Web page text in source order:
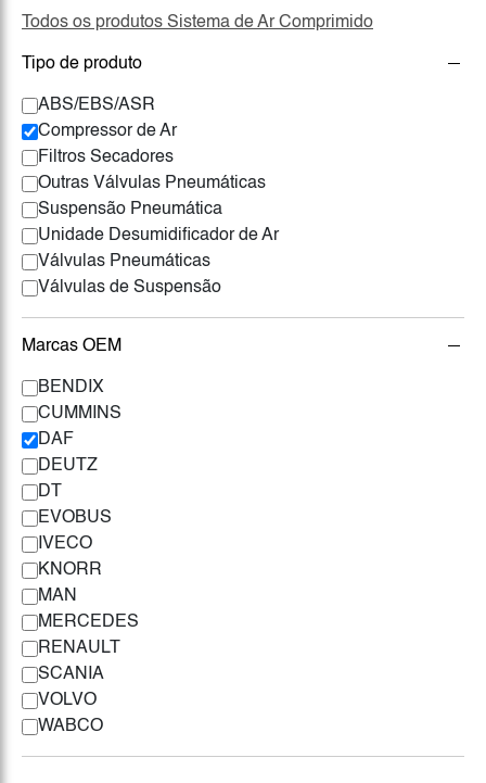
Todos os produtos Sistema de Ar Comprimido
Tipo de produto
ABS/EBS/ASR
Compressor de Ar
Filtros Secadores
Outras Válvulas Pneumáticas
Suspensão Pneumática
Unidade Desumidificador de Ar
Válvulas Pneumáticas
Válvulas de Suspensão
Marcas OEM
BENDIX
CUMMINS
DAF
DEUTZ
DT
EVOBUS
IVECO
KNORR
MAN
MERCEDES
RENAULT
SCANIA
VOLVO
WABCO